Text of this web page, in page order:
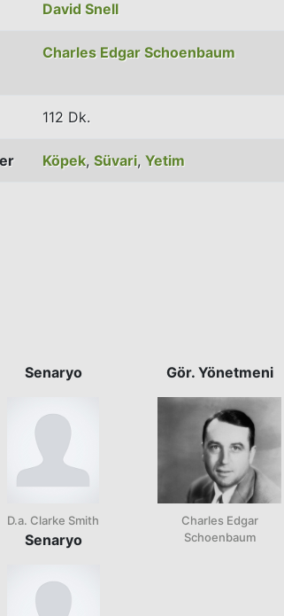
David Snell
Charles Edgar Schoenbaum
112 Dk.
Köpek, Süvari, Yetim
Senaryo
D.a. Clarke Smith
Senaryo
Gör. Yönetmeni
Charles Edgar
Schoenbaum